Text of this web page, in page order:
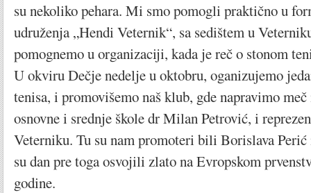
su nekoliko pehara. Mi smo pomogli praktično u
udruženja „Hendi Veternik“, sa sedištem u
pomognemo u organizaciji, kada je reč o stonom
U okviru Dečje nedelje u oktobru, oganizujemo
tenisa, i promovišemo naš klub, gde napravimo
osnovne i srednje škole dr Milan Petrović, i
Veterniku. Tu su nam promoteri bili Borislava
su dan pre toga osvojili zlato na Evropskom
godine.